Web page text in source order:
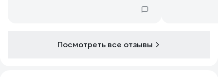
Посмотреть все отзывы